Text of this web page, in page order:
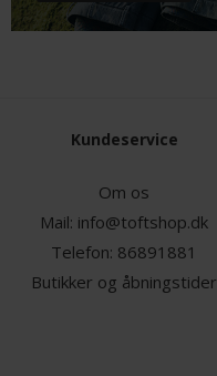
Kundeservice
Om os
Mail: info@toftshop.dk
Telefon: 86891881
Butikker og åbningstider